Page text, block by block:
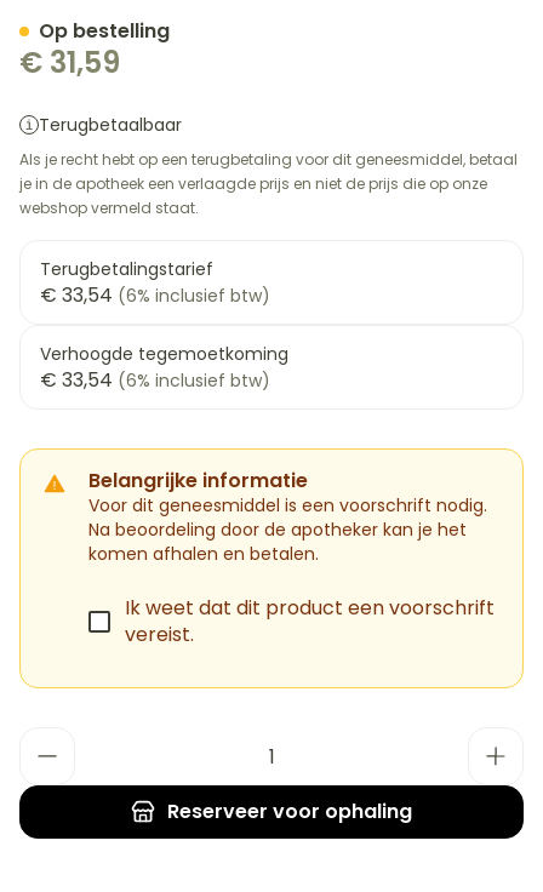
€ 31,59
Terugbetaalbaar
Als je recht hebt op een terugbetaling voor dit geneesmiddel, betaal
je in de apotheek een verlaagde prijs en niet de prijs die op onze
webshop vermeld staat.
Terugbetalingstarief
€ 33,54 (6% inclusief btw)
Verhoogde tegemoetkoming
€ 33,54 (6% inclusief btw)
Belangrijke informatie
Voor dit geneesmiddel is een voorschrift nodig.
Na beoordeling door de apotheker kan je het
komen afhalen en betalen.
Ik weet dat dit product een voorschrift
vereist.
Reserveer voor ophaling
Op bestelling